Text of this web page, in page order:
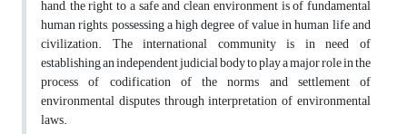
hand, the right to a safe and clean environment is of fundamental
human rights, possessing a high degree of value in human life and
civilization. The international community is in need of
establishing an independent judicial body to play a major role in the
process of codification of the norms and settlement of
environmental disputes through interpretation of environmental
laws.